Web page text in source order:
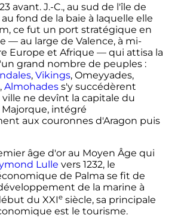
avant. J.-C., au sud de l'île de
fond de la baie à laquelle elle
ce fut un port stratégique en
— au large de Valence, à mi-
Europe et Afrique —qui attisa la
grand nombre de peuples :
, Vikings, Omeyyades,
, Almohadess'y succédèrent
ville ne devînt la capitale du
intégré
aux couronnes d'Aragon puis
âge d'or au Moyen Âge qui
Lulle vers 1232, le
de Palma se fit de
de la marine à
du XXIe siècle, sa principale
est le tourisme.